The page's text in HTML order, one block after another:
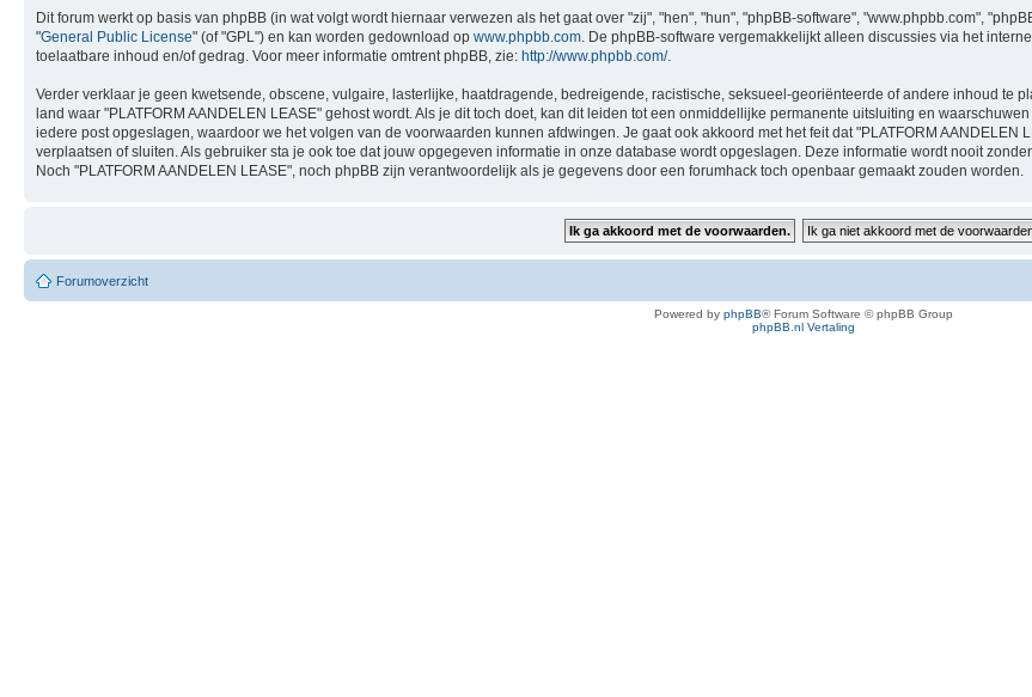
Dit forum werkt op basis van phpBB (in wat volgt wordt hiernaar verwezen als het gaat over "zij", "hen", "hun", "phpBB-software", "www.phpbb.com",
"General Public License" (of "GPL") en kan worden gedownload op www.phpbb.com. De phpBB-software vergemakkelijkt alleen discussies via het
toelaatbare inhoud en/of gedrag. Voor meer informatie omtrent phpBB, zie: http://www.phpbb.com/.
Verder verklaar je geen kwetsende, obscene, vulgaire, lasterlijke, haatdragende, bedreigende, racistische, seksueel-georiënteerde of andere inhoud te
land waar "PLATFORM AANDELEN LEASE" gehost wordt. Als je dit toch doet, kan dit leiden tot een onmiddellijke permanente uitsluiting en
iedere post opgeslagen, waardoor we het volgen van de voorwaarden kunnen afdwingen. Je gaat ook akkoord met het feit dat "PLATFORM
verplaatsen of sluiten. Als gebruiker sta je ook toe dat jouw opgegeven informatie in onze database wordt opgeslagen. Deze informatie wordt nooit
Noch "PLATFORM AANDELEN LEASE", noch phpBB zijn verantwoordelijk als je gegevens door een forumhack toch openbaar gemaakt zouden worden.
Forumoverzicht
Powered by phpBB® Forum Software © phpBB Group
phpBB.nl Vertaling